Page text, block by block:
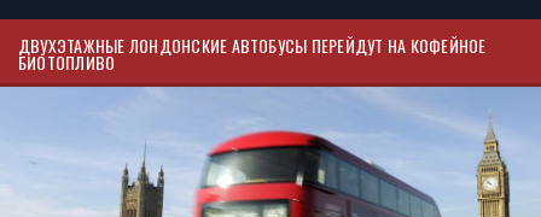
ДВУХЭТАЖНЫЕ ЛОНДОНСКИЕ АВТОБУСЫ ПЕРЕЙДУТ НА КОФЕЙНОЕ
БИОТОПЛИВО